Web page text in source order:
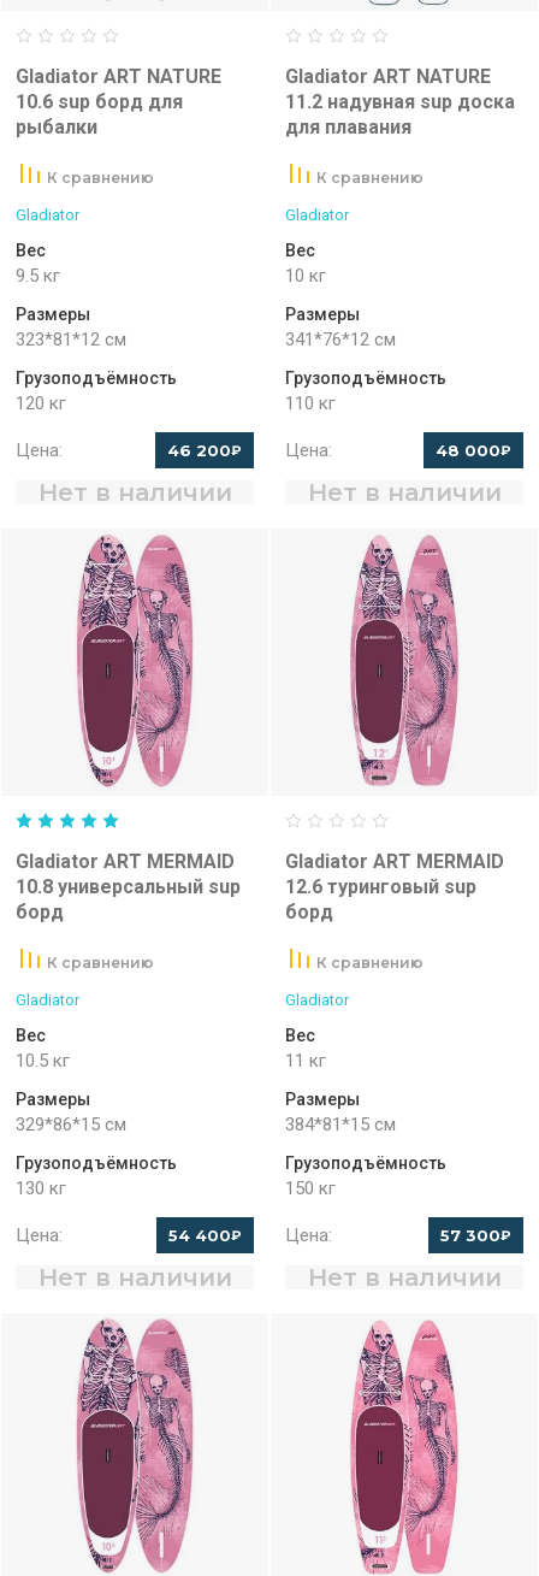
Gladiator ART NATURE
10.6 sup борд для
рыбалки
К сравнению
Gladiator
Вес
9.5 кг
Размеры
323*81*12 см
Грузоподъёмность
120 кг
Цена: 46 200₽
Нет в наличии
Gladiator ART NATURE
11.2 надувная sup доска
для плавания
К сравнению
Gladiator
Вес
10 кг
Размеры
341*76*12 см
Грузоподъёмность
110 кг
Цена: 48 000₽
Нет в наличии
Gladiator ART MERMAID
10.8 универсальный sup
борд
К сравнению
Gladiator
Вес
10.5 кг
Размеры
329*86*15 см
Грузоподъёмность
130 кг
Цена: 54 400₽
Нет в наличии
Gladiator ART MERMAID
12.6 туринговый sup
борд
К сравнению
Gladiator
Вес
11 кг
Размеры
384*81*15 см
Грузоподъёмность
150 кг
Цена: 57 300₽
Нет в наличии